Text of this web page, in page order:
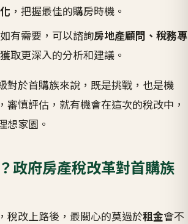
，把握最佳的購房時機。
如有需要，可以諮詢房地產顧問、稅務專
取更深入的分析和建議。
對於首購族來說，既是挑戰，也是機
審慎評估，就有機會在這次的稅改中，
想家園。
政府房產稅改革對首購族
稅改上路後，最關心的莫過於租金會不